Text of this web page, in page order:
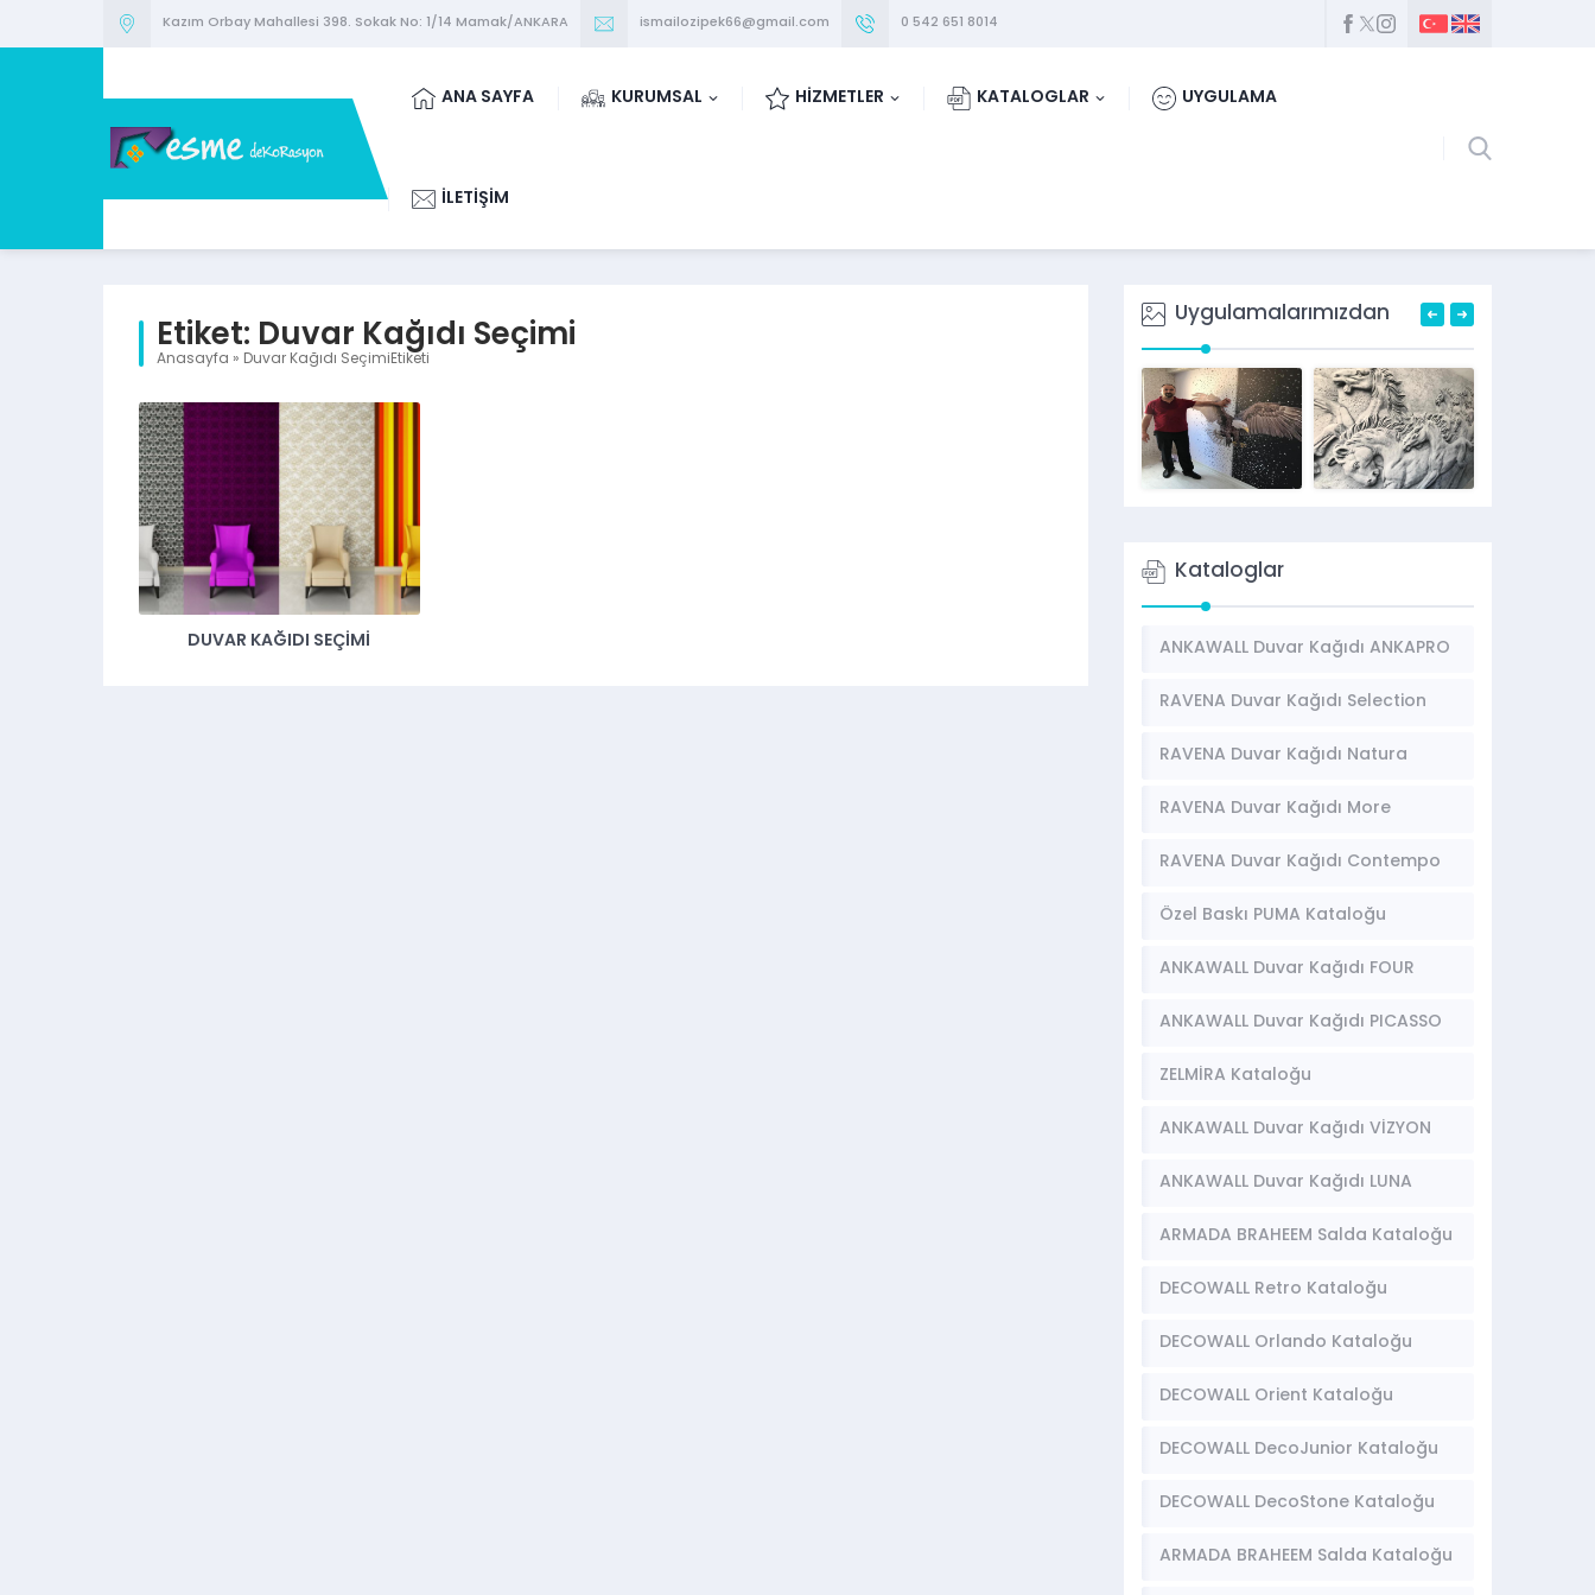
Kazım Orbay Mahallesi 398. Sokak No: 1/14 Mamak/ANKARA ismailozipek66@gmail.com 0 542 651 8014
ANA SAYFA KURUMSAL HİZMETLER KATALOGLAR UYGULAMA
İLETİŞİM
Etiket: Duvar Kağıdı Seçimi
Anasayfa » Duvar Kağıdı SeçimiEtiketi
DUVAR KAĞIDI SEÇIMI
Uygulamalarımızdan
Kataloglar
ANKAWALL Duvar Kağıdı ANKAPRO
Kataloğu
RAVENA Duvar Kağıdı Selection
Kataloğu
RAVENA Duvar Kağıdı Natura
Kataloğu
RAVENA Duvar Kağıdı More
Kataloğu
RAVENA Duvar Kağıdı Contempo
Kataloğu
Özel Baskı PUMA Kataloğu
ANKAWALL Duvar Kağıdı FOUR
SEASONS Kataloğu
ANKAWALL Duvar Kağıdı PICASSO
2 Kataloğu
ZELMİRA Kataloğu
ANKAWALL Duvar Kağıdı VİZYON
Kataloğu
ANKAWALL Duvar Kağıdı LUNA
Kataloğu
ARMADA BRAHEEM Salda Kataloğu
DECOWALL Retro Kataloğu
DECOWALL Orlando Kataloğu
DECOWALL Orient Kataloğu
DECOWALL DecoJunior Kataloğu
DECOWALL DecoStone Kataloğu
ARMADA BRAHEEM Salda Kataloğu